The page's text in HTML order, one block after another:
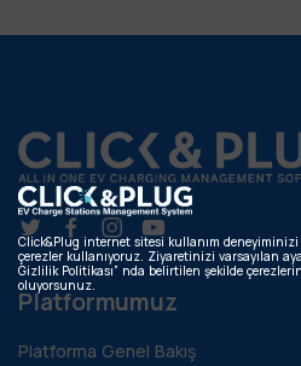
Platformumuz
Platforma Genel Bakış
Click&Plug internet sitesi kullanım
çerezler kullanıyoruz. Ziyaretinizi varsayılan
Gizlilik Politikası” nda belirtilen şekilde
oluyorsunuz.